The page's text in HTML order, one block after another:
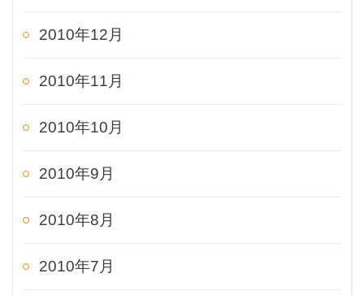
2010年12月
2010年11月
2010年10月
2010年9月
2010年8月
2010年7月